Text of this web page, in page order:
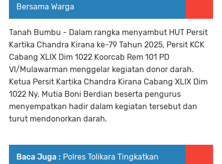
Bersama Warga
Tanah Bumbu - Dalam rangka menyambut HUT Persit
Kartika Chandra Kirana ke-79 Tahun 2025, Persit KCK
Cabang XLIX Dim 1022 Koorcab Rem 101 PD
VI/Mulawarman menggelar kegiatan donor darah.
Ketua Persit Kartika Chandra Kirana Cabang XLIX Dim
1022 Ny. Mutia Boni Berdian beserta pengurus
menyempatkan hadir dalam kegiatan tersebut dan
turut mendonorkan darah.
Baca Juga : Polres Tolikara Tingkatkan